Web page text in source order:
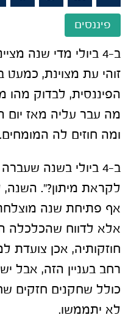
פיננסים
ב-4 ביולי מדי שנה
זוהי עת מצוינת, כמעט
הפיננסית, לבדוק
מה עבר עליה מאז
ומה חוזים לה המומחים.
ב-4 ביולי בשנה
לקראת מיתון?". השנה,
אף פתיחת שנה מוצלחת
אלא לדווח שהכלכלה
חוזקותיה, אכן צועדת
רחב בעניין הזה, אבל
כולל שחקנים חזקים
לא יתממשו.